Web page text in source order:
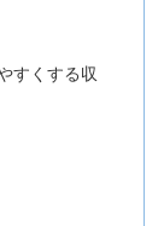
すくする収